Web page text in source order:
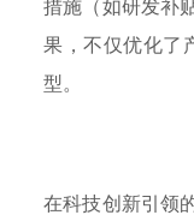
措施（如研发补
果，不仅优化了
型。
在科技创新引领